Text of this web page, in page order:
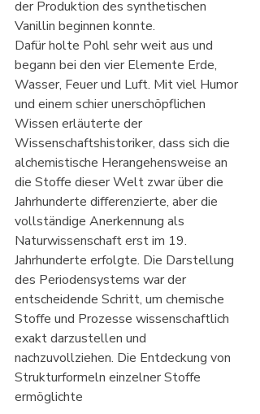
der Produktion des synthetischen
Vanillin beginnen konnte.
Dafür holte Pohl sehr weit aus und
begann bei den vier Elemente Erde,
Wasser, Feuer und Luft. Mit viel Humor
und einem schier unerschöpflichen
Wissen erläuterte der
Wissenschaftshistoriker, dass sich die
alchemistische Herangehensweise an
die Stoffe dieser Welt zwar über die
Jahrhunderte differenzierte, aber die
vollständige Anerkennung als
Naturwissenschaft erst im 19.
Jahrhunderte erfolgte. Die Darstellung
des Periodensystems war der
entscheidende Schritt, um chemische
Stoffe und Prozesse wissenschaftlich
exakt darzustellen und
nachzuvollziehen. Die Entdeckung von
Strukturformeln einzelner Stoffe
ermöglichte